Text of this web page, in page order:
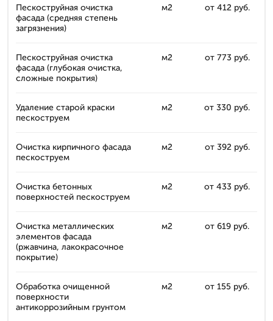
Пескоструйная очистка
фасада (средняя степень
загрязнения)
м2 от 412 руб.
Пескоструйная очистка
фасада (глубокая очистка,
сложные покрытия)
м2 от 773 руб.
Удаление старой краски
пескоструем
м2 от 330 руб.
Очистка кирпичного фасада
пескоструем
м2 от 392 руб.
Очистка бетонных
поверхностей пескоструем
м2 от 433 руб.
Очистка металлических
элементов фасада
(ржавчина, лакокрасочное
покрытие)
м2 от 619 руб.
Обработка очищенной
поверхности
антикоррозийным грунтом
м2 от 155 руб.